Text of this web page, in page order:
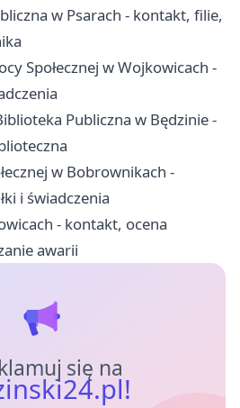
w Psarach - kontakt, filie,
Społecznej w Wojkowicach -
Publiczna w Będzinie -
w Bobrownikach -
i świadczenia
- kontakt, ocena
awarii
się na